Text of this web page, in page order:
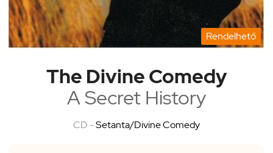
Rendelhető
The Divine Comedy
A Secret History
CD -Setanta/Divine Comedy